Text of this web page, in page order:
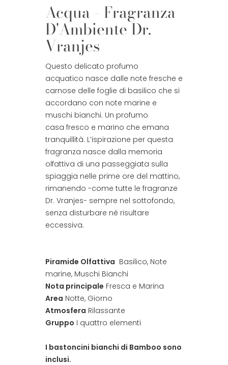
Acqua - Fragranza
D'Ambiente Dr.
Vranjes
Questo delicato profumo
acquatico nasce dalle note fresche e
carnose delle foglie di basilico che si
accordano con note marine e
muschi bianchi. Un profumo
casa fresco e marino che emana
tranquillità. L’ispirazione per questa
fragranza nasce dalla memoria
olfattiva di una passeggiata sulla
spiaggia nelle prime ore del mattino,
rimanendo -come tutte le fragranze
Dr. Vranjes- sempre nel sottofondo,
senza disturbare né risultare
eccessiva.
Piramide Olfattiva Basilico, Note
marine, Muschi Bianchi
Nota principale Fresca e Marina
Area Notte, Giorno
Atmosfera Rilassante
Gruppo I quattro elementi
I bastoncini bianchi di Bamboo sono
inclusi.